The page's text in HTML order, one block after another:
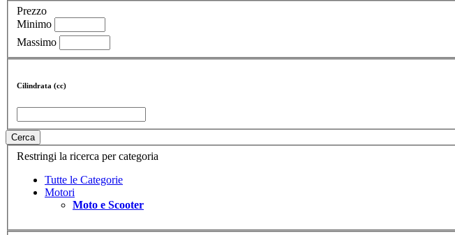
Prezzo
Minimo
Massimo
Cilindrata (cc)
Cerca
Restringi la ricerca per categoria
Tutte le Categorie
Motori
Moto e Scooter